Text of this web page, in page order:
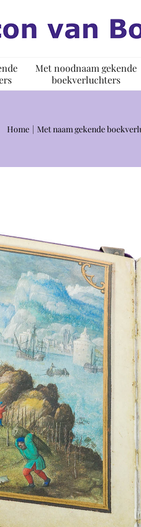
Met noodnaam gekende
boekverluchters
Home Met naam gekende